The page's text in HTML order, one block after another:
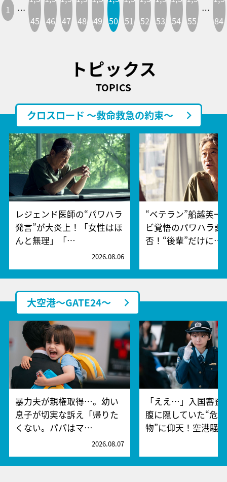
1 …
45 46 47 48 49 50 51 52 53 54 55
…
84
トピックス
TOPICS
クロスロード ～救命救急の約束～
レジェンド医師の“パワハラ
発言”が大炎上！「女性はほ
んと無理」「…
2026.08.06
“ベテラン”船越英一
ビ覚悟のパワハラ謝
否！“後輩”だけに…
大空港～GATE24～
暴力夫が親権取得…。幼い
息子が切実な訴え「帰りた
くない。パパはマ…
2026.08.07
「ええ…」入国審査
腹に隠していた“危
物”に仰天！空港騒